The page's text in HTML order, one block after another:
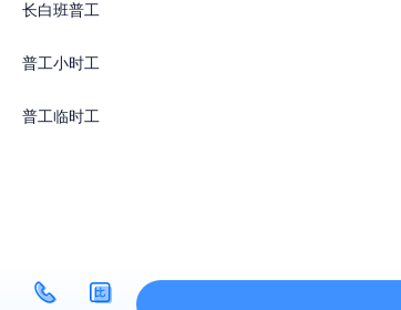
长白班普工
普工小时工
普工临时工